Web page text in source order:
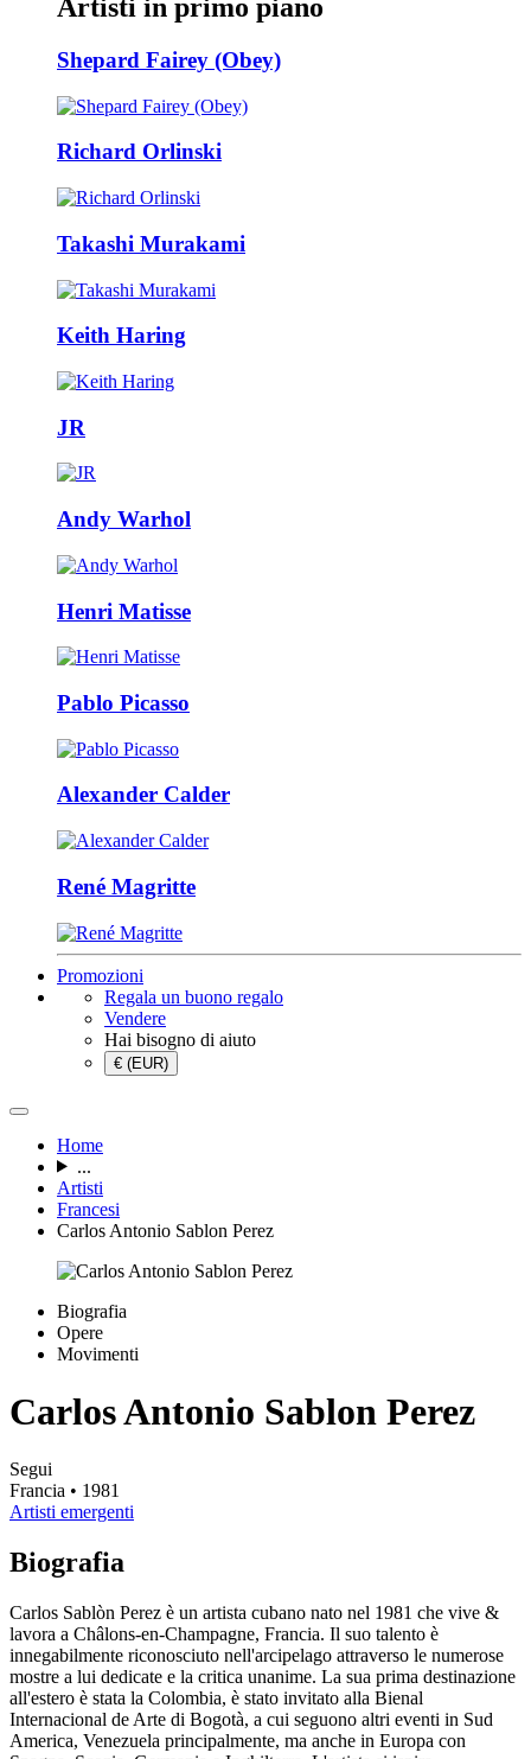
Artisti in primo piano
Shepard Fairey (Obey)
Richard Orlinski
Takashi Murakami
Keith Haring
JR
Andy Warhol
Henri Matisse
Pablo Picasso
Alexander Calder
René Magritte
Promozioni
Regala un buono regalo
Vendere
Hai bisogno di aiuto
€ (EUR)
Home
...
Artisti
Francesi
Carlos Antonio Sablon Perez
Biografia
Opere
Movimenti
Carlos Antonio Sablon Perez
Segui
Francia • 1981
Artisti emergenti
Biografia
Carlos Sablòn Perez è un artista cubano nato nel 1981 che vive &
lavora a Châlons-en-Champagne, Francia. Il suo talento è
innegabilmente riconosciuto nell'arcipelago attraverso le numerose
mostre a lui dedicate e la critica unanime. La sua prima destinazione
all'estero è stata la Colombia, è stato invitato alla Bienal
Internacional de Arte di Bogotà, a cui seguono altri eventi in Sud
America, Venezuela principalmente, ma anche in Europa con